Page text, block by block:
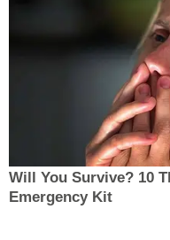
Will You Survive? 10
Emergency Kit